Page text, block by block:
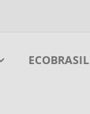
ECOBRASIL